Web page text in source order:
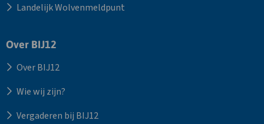
Landelijk Wolvenmeldpunt
Over BIJ12
Over BIJ12
Wie wij zijn?
Vergaderen bij BIJ12